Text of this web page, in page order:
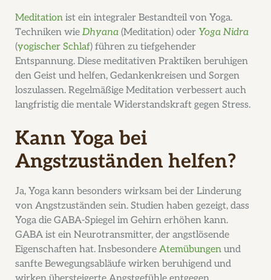
Meditation ist ein integraler Bestandteil von Yoga.
Techniken wie Dhyana (Meditation) oder Yoga Nidra
(yogischer Schlaf) führen zu tiefgehender
Entspannung. Diese meditativen Praktiken beruhigen
den Geist und helfen, Gedankenkreisen und Sorgen
loszulassen. Regelmäßige Meditation verbessert auch
langfristig die mentale Widerstandskraft gegen Stress.
Kann Yoga bei
Angstzuständen helfen?
Ja, Yoga kann besonders wirksam bei der Linderung
von Angstzuständen sein. Studien haben gezeigt, dass
Yoga die GABA-Spiegel im Gehirn erhöhen kann.
GABA ist ein Neurotransmitter, der angstlösende
Eigenschaften hat. Insbesondere Atemübungen und
sanfte Bewegungsabläufe wirken beruhigend und